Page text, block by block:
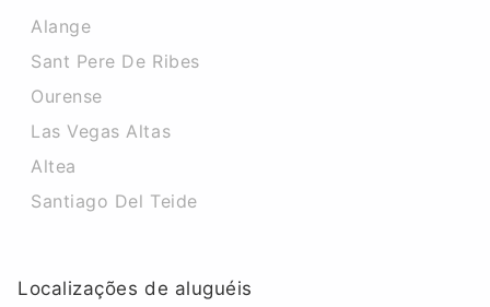
Alange
Sant Pere De Ribes
Ourense
Las Vegas Altas
Altea
Santiago Del Teide
Localizações de aluguéis